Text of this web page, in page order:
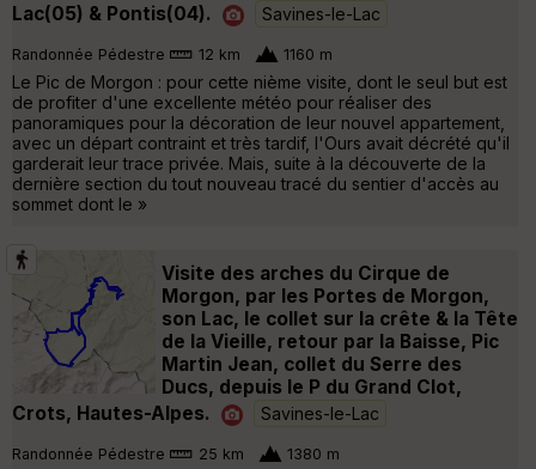
Lac(05) & Pontis(04).
Savines-le-Lac
Randonnée Pédestre 12 km 1160 m
Le Pic de Morgon : pour cette nième visite, dont le seul but est
de profiter d'une excellente météo pour réaliser des
panoramiques pour la décoration de leur nouvel appartement,
avec un départ contraint et très tardif, l'Ours avait décrété qu'il
garderait leur trace privée. Mais, suite à la découverte de la
dernière section du tout nouveau tracé du sentier d'accès au
sommet dont le »
Visite des arches du Cirque de
Morgon, par les Portes de Morgon,
son Lac, le collet sur la crête & la Tête
de la Vieille, retour par la Baisse, Pic
Martin Jean, collet du Serre des
Ducs, depuis le P du Grand Clot,
Crots, Hautes-Alpes.
Savines-le-Lac
Randonnée Pédestre 25 km 1380 m